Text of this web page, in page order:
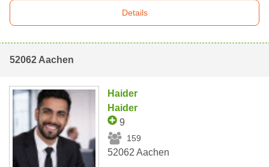
Details
52062 Aachen
Haider
Haider
9
159
52062 Aachen